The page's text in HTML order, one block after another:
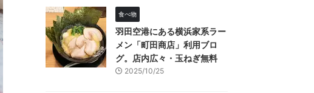
食べ物
羽田空港にある横浜家系ラー
メン「町田商店」利用ブロ
グ。店内広々・玉ねぎ無料
2025/10/25